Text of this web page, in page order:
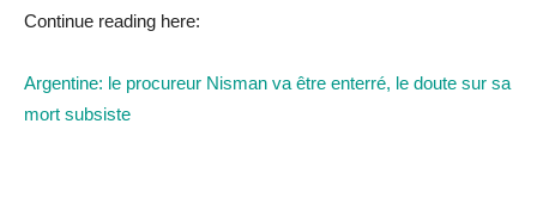
Continue reading here:
Argentine: le procureur Nisman va être enterré, le doute sur sa
mort subsiste